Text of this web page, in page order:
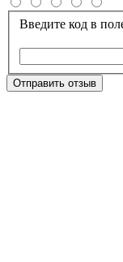
Введите код в
Отправить отзыв